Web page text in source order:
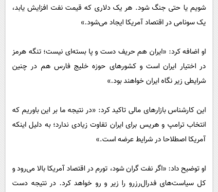
شویم یا حتی جنگ شود. هر یک دلاری که قیمت نفت افزایش یابد،
یک سونامی در اقتصاد آمریکا ایجاد می‌شود.»
او اضافه کرد: «ایران هم حریف دست و پا بسته‌ای نیست؛ تنگه هرمز
در اختیار ایران است و کشور‌های حوزه خلیج فارس هم در چنین
شرایطی زیر نگاه ایران خواهند بود.»
این کارشناس بازار‌های مالی تاکید کرد: «در نتیجه ما بر این باوریم که
انتخاب ترامپ و هریس برای ایران تفاوت زیادی ندارد؛ به دلیل اینکه
آمریکا اصطلاحا در شرایط عرضه است.»
او توضیح داد: «اگر نفت گران شود، تورم در اقتصاد آمریکا بالا می‌رود و
کل سیاست‌های فدرال‌رزرو را زیر و رو خواهد کرد. در نتیجه دست